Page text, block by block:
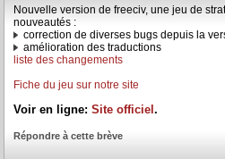
Nouvelle version de freeciv, une jeu de
nouveautés :
correction de diverses bugs depuis la
amélioration des traductions
liste des changements
Fiche du jeu sur notre site
Voir en ligne: Site officiel .
Répondre à cette brève